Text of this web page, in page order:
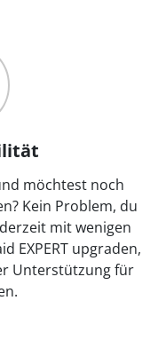
möchtest noch
Kein Problem, du
mit wenigen
EXPERT upgraden,
Unterstützung für